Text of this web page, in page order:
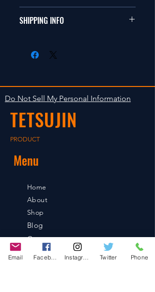
This items fit in with 1/10 sizes of
商品に明らかな欠陥がないかぎり
isn't accepted in goods.
SHIPPING INFO
します。海外への出荷は入金確認
The occasion with the stock is
shipped in 2-5 days. Shipment to
foreign countries will be shipment
after payment confirmation.
Do Not Sell My Personal Information
TETSUJIN
PRODUCT
Menu
Home
About
Shop
Blog
Contact
Email Twitter Phone